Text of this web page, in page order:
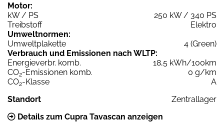
Motor:
kW / PS
250 kW / 340 PS
Treibstoff
Elektro
Umweltnormen:
Umweltplakette
4 (Green)
Verbrauch und Emissionen nach WLTP:
Energieverbr. komb.
18,5 kWh/100km
CO2-Emissionen komb.
0 g/km
CO2-Klasse
A
Standort
Zentrallager
Details zum Cupra Tavascan anzeigen